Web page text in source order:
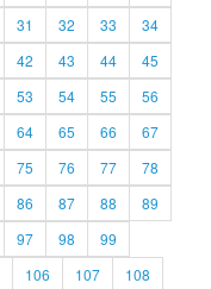
31 32 33
34
42 43 44
45
53 54 55
56
64 65 66
67
75 76 77
78
86 87 88
89
97 98
99
106 107
108